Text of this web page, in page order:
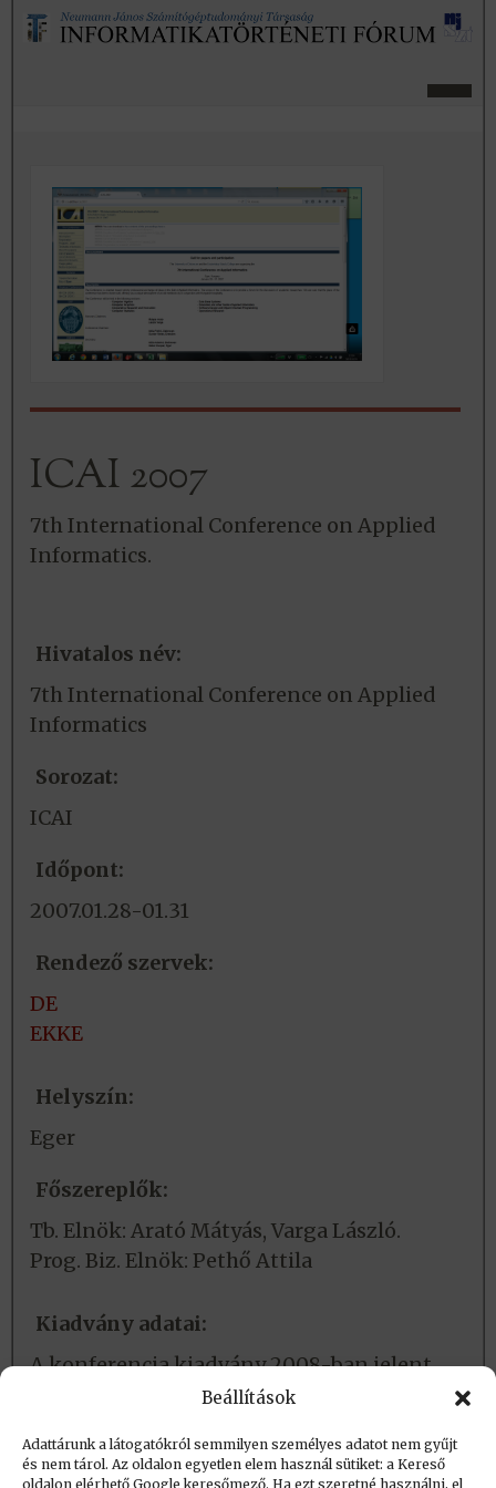
Beállítások
Adattárunk a látogatókról semmilyen személyes adatot nem gyűjt
és nem tárol. Az oldalon egyetlen elem használ sütiket: a Kereső
oldalon elérhető Google keresőmező. Ha ezt szeretné használni, el
ICAI 2007
7th International Conference on Applied
Informatics.
Hivatalos név:
7th International Conference on Applied
Informatics
Sorozat:
ICAI
Időpont:
2007.01.28-01.31
Rendező szervek:
DE
EKKE
Helyszín:
Eger
Főszereplők:
Tb. Elnök: Arató Mátyás, Varga László.
Prog. Biz. Elnök: Pethő Attila
Kiadvány adatai:
A konferencia kiadvány 2008-ban jelent
Létrehozva (post_date): 2017.10.21. 11:23